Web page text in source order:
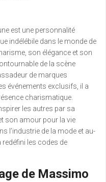
est une personnalité
indélébile dans le monde de
son élégance et son
de la scène
de marques
événements exclusifs, il a
charismatique.
les autres par sa
son amour pour la vie
l’industrie de la mode et au-
redéfini les codes de
de Massimo